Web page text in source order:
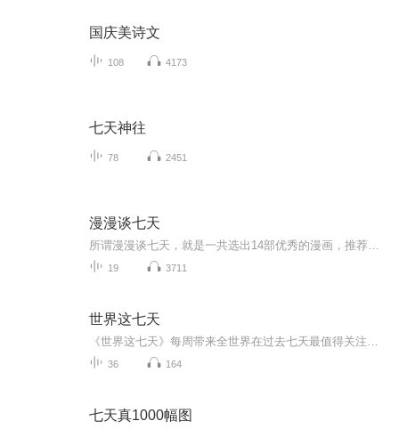
国庆美诗文
108 4173
七天神往
78 2451
漫漫谈七天
19 3711
世界这七天
36 164
七天真1000幅图